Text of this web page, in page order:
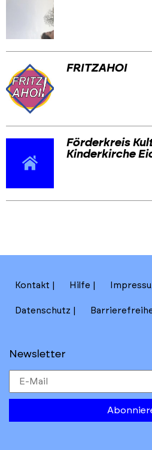
FRITZAHOI
Förderkreis
Kinderkirche
Kontakt
Hilfe
Datenschutz
Newsletter